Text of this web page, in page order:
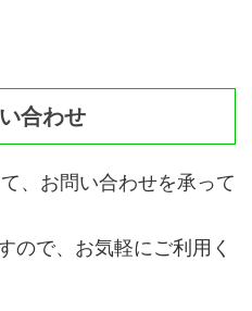
合わせ
、お問い合わせを承って
ので、お気軽にご利用く